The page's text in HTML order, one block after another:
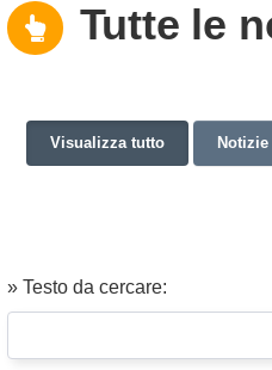
Tutte le
Visualizza tutto Notizie
» Testo da cercare: